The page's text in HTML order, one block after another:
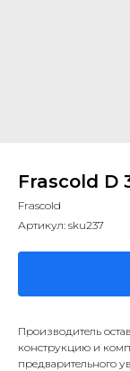
Frascold D
Frascold
Артикул: sku237
Производитель
конструкцию и
предварительного